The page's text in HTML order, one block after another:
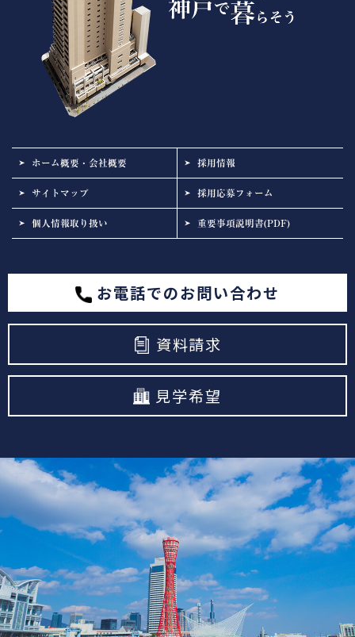
ホーム概要・会社概要 採用情報
サイトマップ 採用応募フォーム
個人情報取り扱い 重要事項説明書(PDF)
お電話でのお問い合わせ
資料請求
見学希望